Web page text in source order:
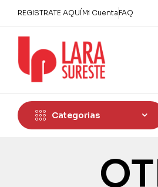
REGISTRATE AQUÍ Mi Cuenta FAQ
Categorias